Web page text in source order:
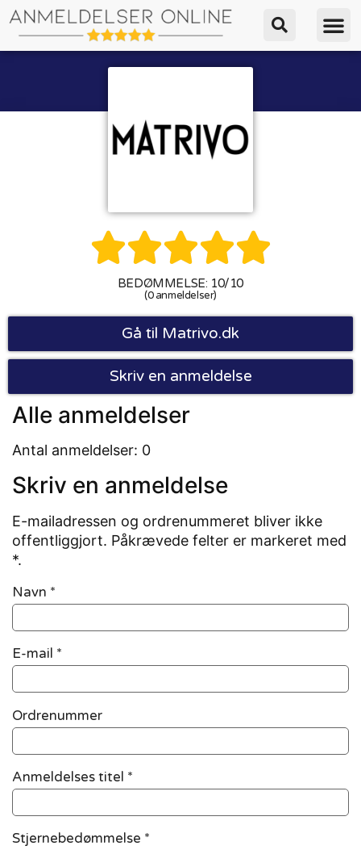

BEDØMMELSE: 10/10
(0 anmeldelser)
Gå til Matrivo.dk
Skriv en anmeldelse
Alle anmeldelser
Antal anmeldelser: 0
Skriv en anmeldelse
E-mailadressen og ordrenummeret bliver ikke
offentliggjort. Påkrævede felter er markeret med
*.
Navn *
E-mail *
Ordrenummer
Anmeldelses titel *
Stjernebedømmelse *